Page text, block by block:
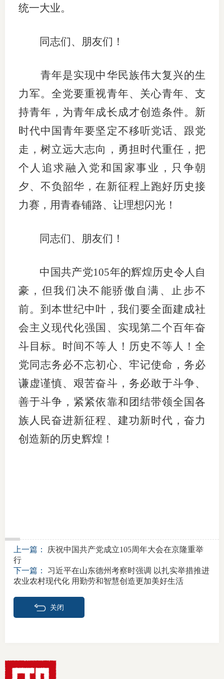
统一大业。
同志们、朋友们！
青年是实现中华民族伟大复兴的生
力军。全党要重视青年、关心青年、支
持青年，为青年成长成才创造条件。新
时代中国青年要坚定不移听党话、跟党
走，树立远大志向，勇担时代重任，把
个人追求融入党和国家事业，只争朝
夕、不负韶华，在新征程上跑好历史接
力赛，用青春铺路、让理想闪光！
同志们、朋友们！
中国共产党105年的辉煌历史令人自
豪，但我们决不能骄傲自满、止步不
前。到本世纪中叶，我们要全面建成社
会主义现代化强国、实现第二个百年奋
斗目标。时间不等人！历史不等人！全
党同志务必不忘初心、牢记使命，务必
谦虚谨慎、艰苦奋斗，务必敢于斗争、
善于斗争，紧紧依靠和团结带领全国各
族人民奋进新征程、建功新时代，奋力
创造新的历史辉煌！
上一篇：
庆祝中国共产党成立105周年大会在京隆重举
行
下一篇：
习近平在山东德州考察时强调 以扎实举措推进
农业农村现代化 用勤劳和智慧创造更加美好生活
关闭